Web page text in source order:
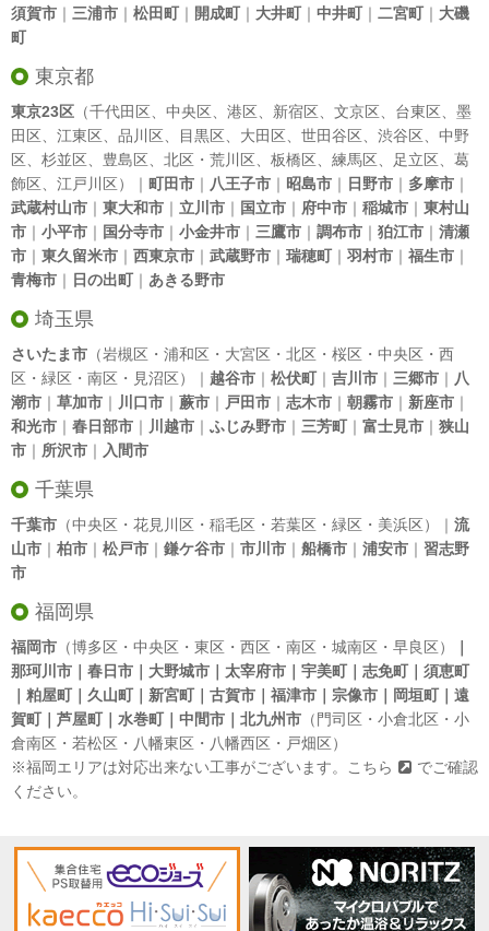
須賀市 ｜ 三浦市 ｜ 松田町｜ 開成町｜ 大井町｜ 中井町｜ 二宮町｜ 大磯
町
東京都
東京23区 （千代田区 中央区 港区 新宿区 文京区 台東区
墨
田区
江東区 品川区 目黒区 大田区 世田谷区 渋谷区
中野
区
杉並区 豊島区 北区 ・ 荒川区 板橋区 練馬区 足立区
葛
飾区
江戸川区）｜ 町田市 ｜ 八王子市 ｜ 昭島市 ｜ 日野市 ｜ 多摩市 ｜
武蔵村山市 ｜ 東大和市 ｜ 立川市 ｜ 国立市 ｜ 府中市 ｜ 稲城市 ｜ 東村山
市 ｜ 小平市 ｜ 国分寺市 ｜ 小金井市 ｜ 三鷹市 ｜ 調布市 ｜ 狛江市 ｜ 清瀬
市 ｜ 東久留米市 ｜ 西東京市 ｜ 武蔵野市 ｜ 瑞穂町｜ 羽村市 ｜ 福生市 ｜
青梅市 ｜ 日の出町｜ あきる野市
埼玉県
さいたま市 （岩槻区・浦和区・大宮区・北区・桜区・中央区・西
区・緑区・南区・見沼区）｜ 越谷市 ｜ 松伏町｜ 吉川市 ｜ 三郷市 ｜ 八
潮市 ｜ 草加市 ｜ 川口市 ｜ 蕨市 ｜ 戸田市 ｜ 志木市 ｜ 朝霧市 ｜ 新座市 ｜
和光市 ｜ 春日部市 ｜ 川越市 ｜ ふじみ野市 ｜ 三芳町｜ 富士見市 ｜ 狭山
市 ｜ 所沢市 ｜ 入間市
千葉県
千葉市 （中央区・花見川区・稲毛区・若葉区・緑区・美浜区）｜ 流
山市 ｜ 柏市 ｜ 松戸市 ｜ 鎌ケ谷市 ｜ 市川市 ｜ 船橋市 ｜ 浦安市 ｜ 習志野
市
福岡県
福岡市 （博多区・中央区・東区・西区・南区・城南区・早良区）
那珂川市｜春日市｜大野城市｜太宰府市｜宇美町｜志免町｜須恵町
｜粕屋町｜久山町｜新宮町｜古賀市｜福津市｜宗像市｜岡垣町｜遠
賀町｜芦屋町｜水巻町｜中間市｜北九州市 （門司区・小倉北区・小
倉南区・若松区・八幡東区・八幡西区・戸畑区）
※福岡エリアは対応出来ない工事がございます。
こちら
でご確認
ください。